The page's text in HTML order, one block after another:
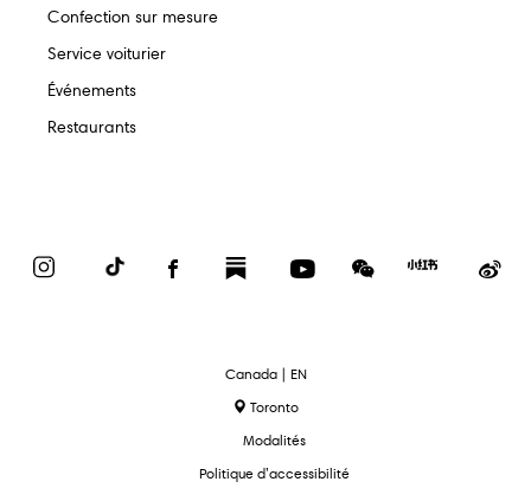
Confection sur mesure
Service voiturier
Événements
Restaurants
InstagramTikTok FacebookSubstack YouTubeWeChat
Red
text.language
Canada | EN
Toronto
Modalités
Politique d’accessibilité